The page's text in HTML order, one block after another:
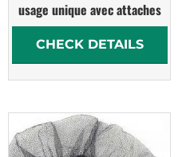
usage unique avec attaches
CHECK DETAILS